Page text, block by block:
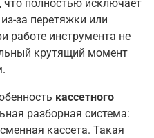
полностью исключает
за перетяжки или
работе инструмента не
крутящий момент
кассетного
разборная система:
кассета. Такая